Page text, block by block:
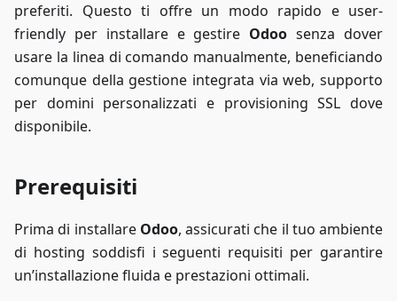
preferiti. Questo ti offre un modo rapido e user-
friendly per installare e gestire Odoo senza dover
usare la linea di comando manualmente, beneficiando
comunque della gestione integrata via web, supporto
per domini personalizzati e provisioning SSL dove
disponibile.
Prerequisiti
Prima di installare Odoo, assicurati che il tuo ambiente
di hosting soddisfi i seguenti requisiti per garantire
un’installazione fluida e prestazioni ottimali.